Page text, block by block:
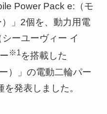
Power Pack e:（モ
」2個を、動⼒⽤電
シーユーヴィー イ
※1を搭載した
）」の電動⼆輪パー
発表しました。